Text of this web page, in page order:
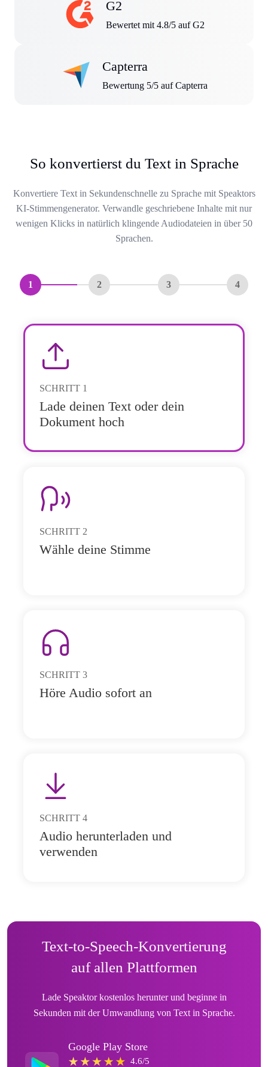
G2
Bewertet mit 4.8/5 auf G2
Capterra
Bewertung 5/5 auf Capterra
So konvertierst du Text in Sprache
Konvertiere Text in Sekundenschnelle zu Sprache mit Speaktors
KI-Stimmengenerator. Verwandle geschriebene Inhalte mit nur
wenigen Klicks in natürlich klingende Audiodateien in über 50
Sprachen.
1 2 3 4
SCHRITT 1
Lade deinen Text oder dein
Dokument hoch
SCHRITT 2
Wähle deine Stimme
SCHRITT 3
Höre Audio sofort an
SCHRITT 4
Audio herunterladen und
verwenden
Text-to-Speech-Konvertierung
auf allen Plattformen
Lade Speaktor kostenlos herunter und beginne in
Sekunden mit der Umwandlung von Text in Sprache.
Google Play Store
4.6/5